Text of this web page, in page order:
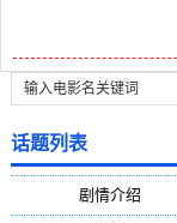
话题列表
剧情介绍